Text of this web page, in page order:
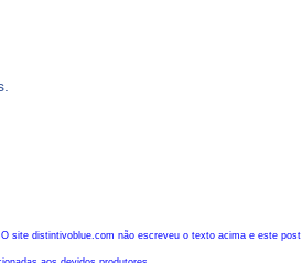
site distintivoblue.com não escreveu o texto acima e este post